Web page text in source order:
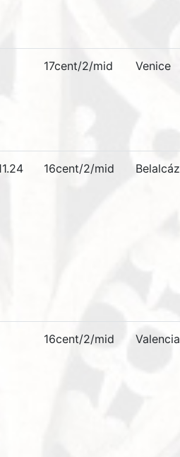
17cent/2/mid Venice
16cent/2/mid
16cent/2/mid Valencia